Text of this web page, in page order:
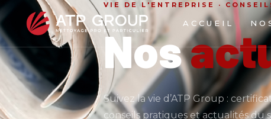
ACCUEIL
Entretien de
Entretien de
VIE DE L'ENTREPRISE ·
Nos
Suivez la vie d’ATP Group :
conseils pratiques et actualités du